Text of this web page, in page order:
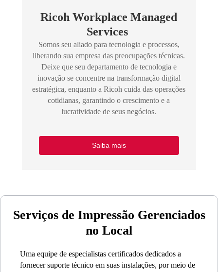
Ricoh Workplace Managed
Services
Somos seu aliado para tecnologia e processos,
liberando sua empresa das preocupações técnicas.
Deixe que seu departamento de tecnologia e
inovação se concentre na transformação digital
estratégica, enquanto a Ricoh cuida das operações
cotidianas, garantindo o crescimento e a
lucratividade de seus negócios.
Saiba mais
Serviços de Impressão Gerenciados
no Local
Uma equipe de especialistas certificados dedicados a
fornecer suporte técnico em suas instalações, por meio de